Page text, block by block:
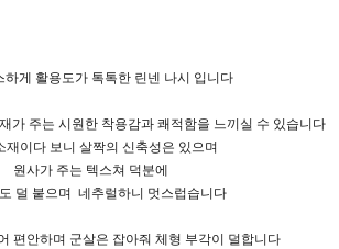
하게 활용도가 톡톡한 린넨 나시 입니다
가 주는 시원한 착용감과 쾌적함을 느끼실 수 있습니다
재이다 보니 살짝의 신축성은 있으며
원사가 주는 텍스쳐 덕분에
덜 붙으며 네추럴하니 멋스럽습니다
편안하며 군살은 잡아줘 체형 부각이 덜합니다